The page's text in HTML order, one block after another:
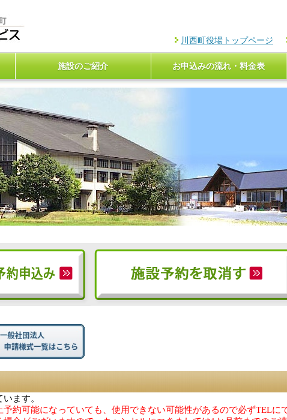
川西町役場トップページ
施設のご紹介 お申込みの流れ・料金表
ます。
約可能になっていても、使用できない可能性があるので必ずTELに